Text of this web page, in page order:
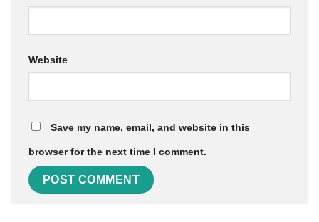
Website
Save my name, email, and website in this
browser for the next time I comment.